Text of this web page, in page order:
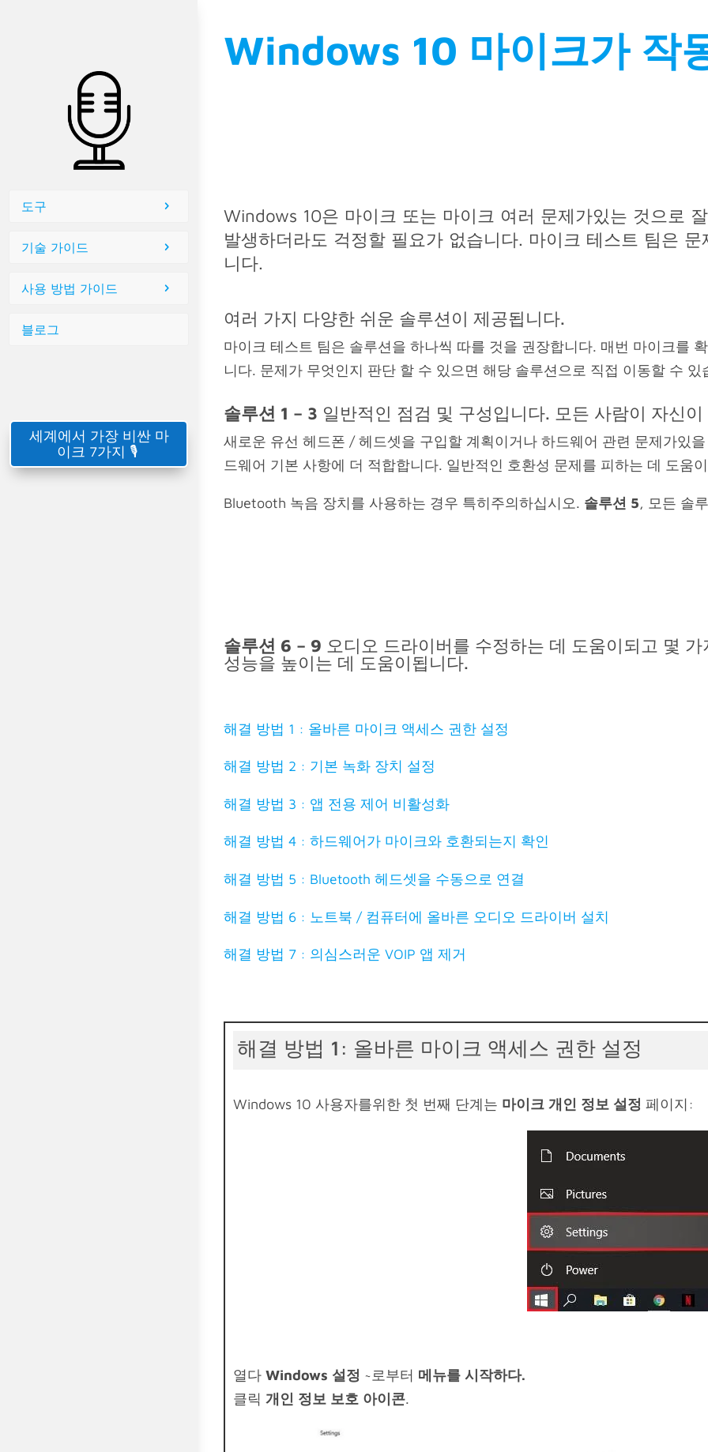
도구
기술 가이드
사용 방법 가이드
블로그
세계에서 가장 비싼 마
이크 7가지 🎙️
Windows 10 마이크가 작
Windows 10은 마이크 또는 마이크 여러 문제가있는 것으로
발생하더라도 걱정할 필요가 없습니다. 마이크 테스트 팀은
니다.
여러 가지 다양한 쉬운 솔루션이 제공됩니다.
마이크 테스트 팀은 솔루션을 하나씩 따를 것을 권장합니다. 매번 마이크를
니다. 문제가 무엇인지 판단 할 수 있으면 해당 솔루션으로 직접 이동할 수 있
솔루션 1 – 3 일반적인 점검 및 구성입니다. 모든 사람이 자신
새로운 유선 헤드폰 / 헤드셋을 구입할 계획이거나 하드웨어 관련 문제가있
드웨어 기본 사항에 더 적합합니다. 일반적인 호환성 문제를 피하는 데 도움
Bluetooth 녹음 장치를 사용하는 경우 특히주의하십시오. 솔루션 5, 모든 솔
솔루션 6 – 9 오디오 드라이버를 수정하는 데 도움이되고 몇
성능을 높이는 데 도움이됩니다.
해결 방법 1 : 올바른 마이크 액세스 권한 설정
해결 방법 2 : 기본 녹화 장치 설정
해결 방법 3 : 앱 전용 제어 비활성화
해결 방법 4 : 하드웨어가 마이크와 호환되는지 확인
해결 방법 5 : Bluetooth 헤드셋을 수동으로 연결
해결 방법 6 : 노트북 / 컴퓨터에 올바른 오디오 드라이버 설치
해결 방법 7 : 의심스러운 VOIP 앱 제거
해결 방법 1: 올바른 마이크 액세스 권한 설정
Windows 10 사용자를위한 첫 번째 단계는 마이크 개인 정보 설정 페이지:
열다 Windows 설정 ~로부터 메뉴를 시작하다.
클릭 개인 정보 보호 아이콘.